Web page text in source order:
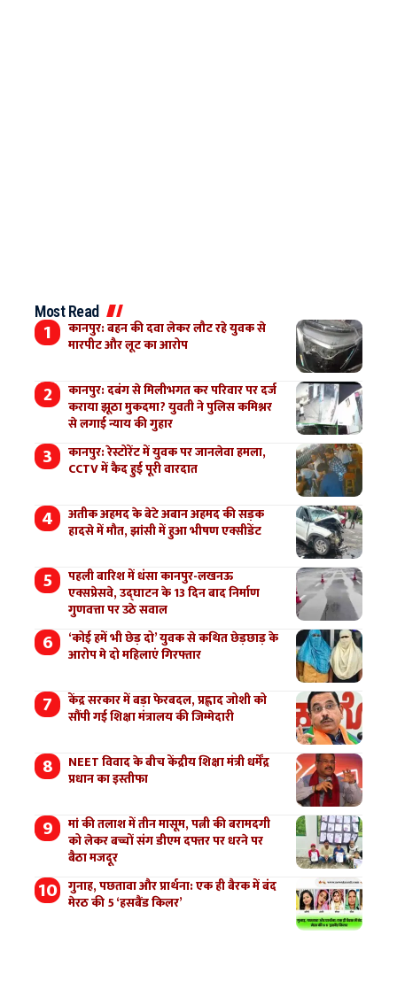
Most Read
कानपुर: बहन की दवा लेकर लौट रहे युवक से
मारपीट और लूट का आरोप
कानपुर: दबंग से मिलीभगत कर परिवार पर दर्ज
कराया झूठा मुकदमा? युवती ने पुलिस कमिश्नर
से लगाई न्याय की गुहार
कानपुर: रेस्टोरेंट में युवक पर जानलेवा हमला,
CCTV में कैद हुई पूरी वारदात
अतीक अहमद के बेटे अबान अहमद की सड़क
हादसे में मौत, झांसी में हुआ भीषण एक्सीडेंट
पहली बारिश में धंसा कानपुर-लखनऊ
एक्सप्रेसवे, उद्घाटन के 13 दिन बाद निर्माण
गुणवत्ता पर उठे सवाल
‘कोई हमें भी छेड़ दो’ युवक से कथित छेड़छाड़ के
आरोप मे दो महिलाएं गिरफ्तार
केंद्र सरकार में बड़ा फेरबदल, प्रह्लाद जोशी को
सौंपी गई शिक्षा मंत्रालय की जिम्मेदारी
NEET विवाद के बीच केंद्रीय शिक्षा मंत्री धर्मेंद्र
प्रधान का इस्तीफा
मां की तलाश में तीन मासूम, पत्नी की बरामदगी
को लेकर बच्चों संग डीएम दफ्तर पर धरने पर
बैठा मजदूर
गुनाह, पछतावा और प्रार्थना: एक ही बैरक में बंद
मेरठ की 5 ‘हसबैंड किलर’